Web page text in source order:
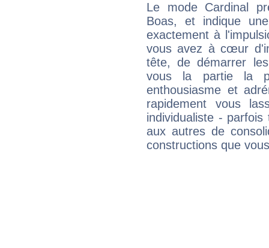
Le mode Cardinal
Boas, et indique
exactement à
vous avez à cœur
tête, de démarrer
vous la partie la
enthousiasme et
rapidement vous
individualiste -
aux autres de
constructions que